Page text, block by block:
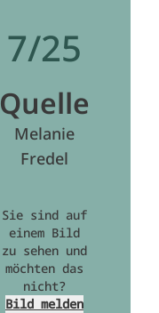
7/25
Quelle
Melanie
Fredel
Sie sind auf
einem Bild
zu sehen und
möchten das
nicht?
Bild melden